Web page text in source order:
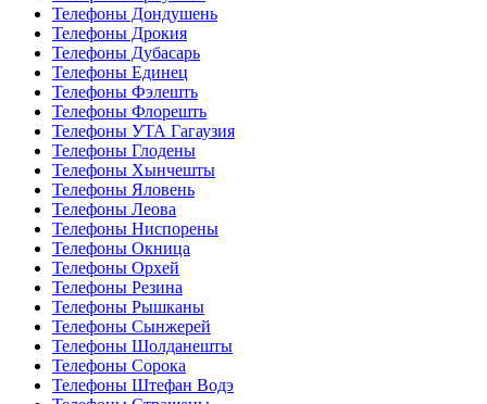
Телефоны Дондушень
Телефоны Дрокия
Телефоны Дубасарь
Телефоны Единец
Телефоны Фэлешть
Телефоны Флорешть
Телефоны УТА Гагаузия
Телефоны Глодены
Телефоны Хынчешты
Телефоны Яловень
Телефоны Леова
Телефоны Ниспорены
Телефоны Окница
Телефоны Орхей
Телефоны Резина
Телефоны Рышканы
Телефоны Сынжерей
Телефоны Шолданешты
Телефоны Сорока
Телефоны Штефан Водэ